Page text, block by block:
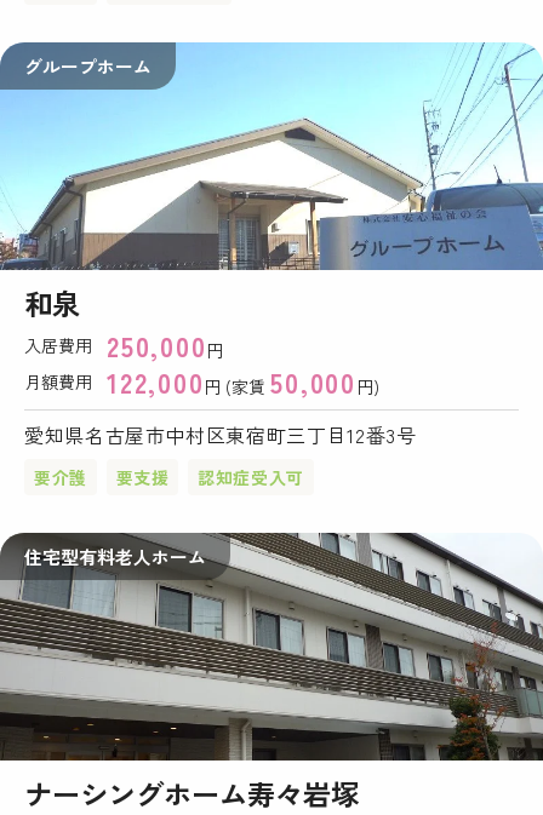
グループホーム
和泉
入居費用 250,000 円
月額費用
122,000 円 (家賃50,000 円)
愛知県名古屋市中村区東宿町三丁目12番3号
要介護 要支援 認知症受入可
住宅型有料老人ホーム
ナーシングホーム寿々岩塚